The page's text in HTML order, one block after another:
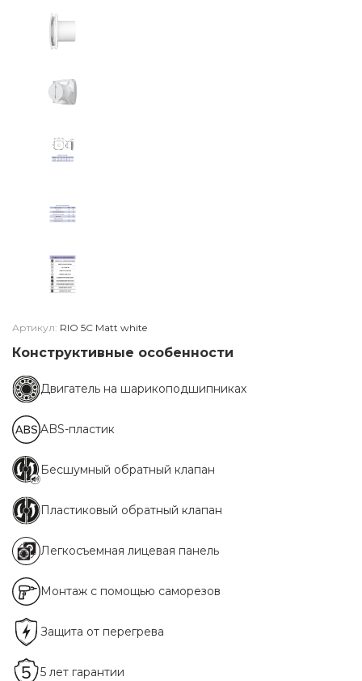
Артикул: RIO 5C Matt white
Конструктивные особенности
Двигатель на шарикоподшипниках
ABS-пластик
Бесшумный обратный клапан
Пластиковый обратный клапан
Легкосъемная лицевая панель
Монтаж с помощью саморезов
Защита от перегрева
5 лет гарантии